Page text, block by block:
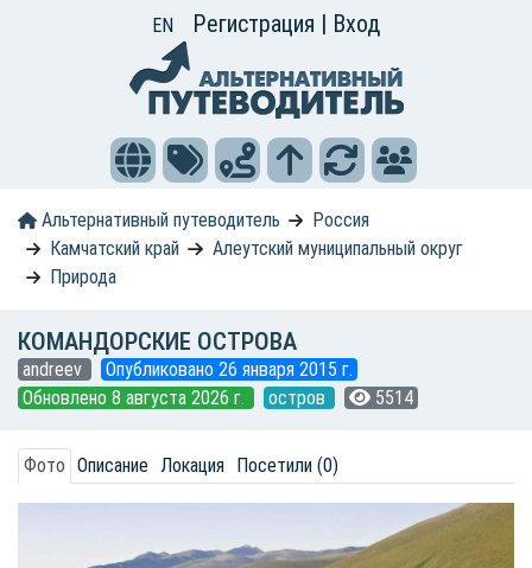
EN Регистрация | Вход
Альтернативный путеводитель
Россия
Камчатский край
Алеутский муниципальный округ
Природа
КОМАНДОРСКИЕ ОСТРОВА
andreev
Опубликовано 26 января 2015 г.
Обновлено 8 августа 2026 г.
остров 5514
Фото Описание Локация Посетили (0)